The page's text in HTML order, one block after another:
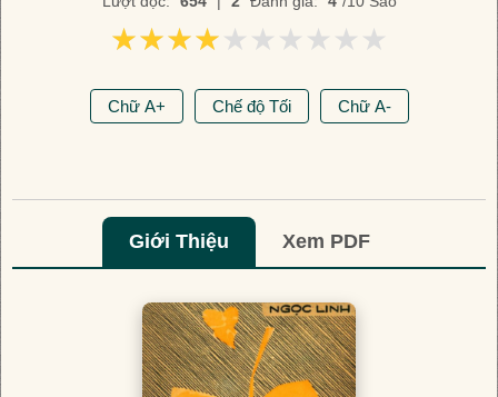
★★★★★★★★★★
★★★★★★★★★★
Chữ A+ Chế độ Tối Chữ A-
Giới Thiệu Xem PDF